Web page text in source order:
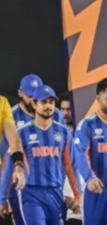
XI for the Ind vs Afg Test
शुभमन गिल, ऋषभ पंत
वाशिंगटन सुंदर, कुलदीप
के लिए टीम इंडिया
यशस्वी जायसवाल, ध्रुव
(विकेटकीपर), देवदत्त पडिक्कल,
यादव, मोहम्मद सिराज, प्रसिद्ध